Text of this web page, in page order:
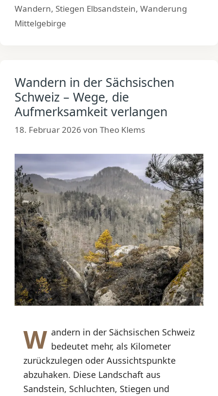
Wandern, Stiegen Elbsandstein, Wanderung
Mittelgebirge
Wandern in der Sächsischen
Schweiz – Wege, die
Aufmerksamkeit verlangen
18. Februar 2026 von Theo Klems
W andern in der Sächsischen Schweiz
bedeutet mehr, als Kilometer
zurückzulegen oder Aussichtspunkte
abzuhaken. Diese Landschaft aus
Sandstein, Schluchten, Stiegen und